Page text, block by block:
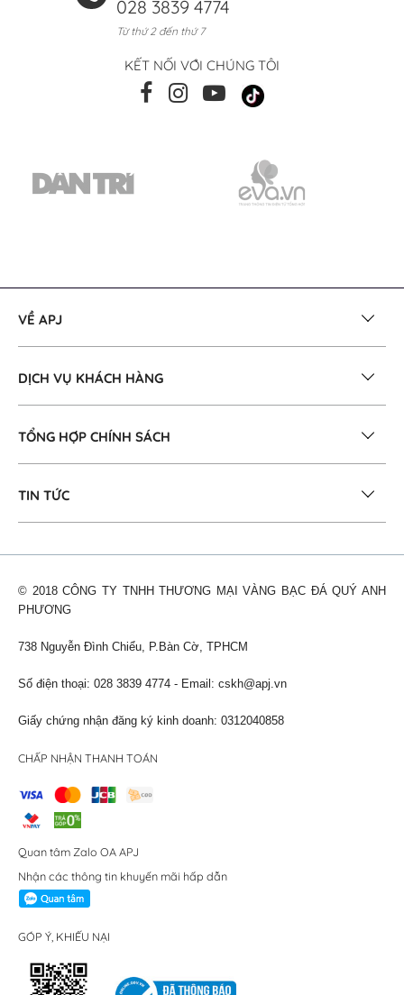
028 3839 4774
Từ thứ 2 đến thứ 7
KẾT NỐI VỚI CHÚNG TÔI
VỀ APJ
DỊCH VỤ KHÁCH HÀNG
TỔNG HỢP CHÍNH SÁCH
TIN TỨC
© 2018 CÔNG TY TNHH THƯƠNG MẠI VÀNG BẠC ĐÁ QUÝ ANH
PHƯƠNG
738 Nguyễn Đình Chiểu, P.Bàn Cờ, TPHCM
Số điện thoại: 028 3839 4774 - Email: cskh@apj.vn
Giấy chứng nhận đăng ký kinh doanh: 0312040858
CHẤP NHẬN THANH TOÁN
Quan tâm Zalo OA APJ
Nhận các thông tin khuyến mãi hấp dẫn
GÓP Ý, KHIẾU NẠI